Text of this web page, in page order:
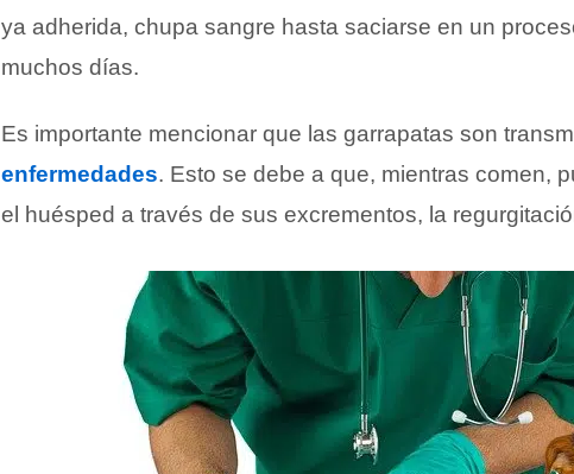
ya adherida, chupa sangre hasta saciarse en un
muchos días.
Es importante mencionar que las garrapatas son
enfermedades. Esto se debe a que, mientras comen,
el huésped a través de sus excrementos, la